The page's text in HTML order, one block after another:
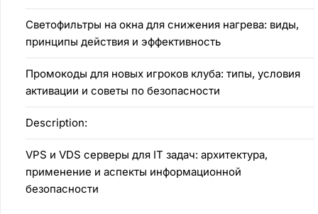
Светофильтры на окна для снижения нагрева: виды,
принципы действия и эффективность
Промокоды для новых игроков клуба: типы, условия
активации и советы по безопасности
Description:
VPS и VDS серверы для IT задач: архитектура,
применение и аспекты информационной
безопасности